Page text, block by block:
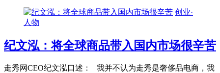
创业·
人物
纪文泓：将全球商品带入国内市场很辛苦
走秀网CEO纪文泓口述： 我并不认为走秀是奢侈品电商，我